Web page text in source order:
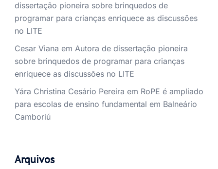
dissertação pioneira sobre brinquedos de
programar para crianças enriquece as discussões
no LITE
Cesar Viana em Autora de dissertação pioneira
sobre brinquedos de programar para crianças
enriquece as discussões no LITE
Yára Christina Cesário Pereira em RoPE é ampliado
para escolas de ensino fundamental em Balneário
Camboriú
Arquivos